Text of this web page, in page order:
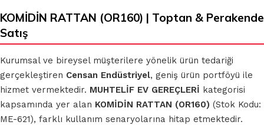
KOMİDİN RATTAN (OR160) | Toptan & Perakende
Satış
Kurumsal ve bireysel müşterilere yönelik ürün tedariği
gerçekleştiren Censan Endüstriyel, geniş ürün portföyü ile
hizmet vermektedir. MUHTELİF EV GEREÇLERİ kategorisi
kapsamında yer alan KOMİDİN RATTAN (OR160) (Stok Kodu:
ME-621), farklı kullanım senaryolarına hitap etmektedir.